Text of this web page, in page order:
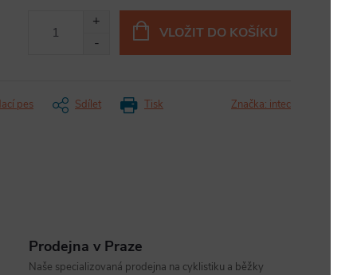
VLOŽIT DO KOŠÍKU
Tisk
pes Sdílet Značka: intec
Prodejna v Praze
Naše specializovaná prodejna na cyklistiku a běžky